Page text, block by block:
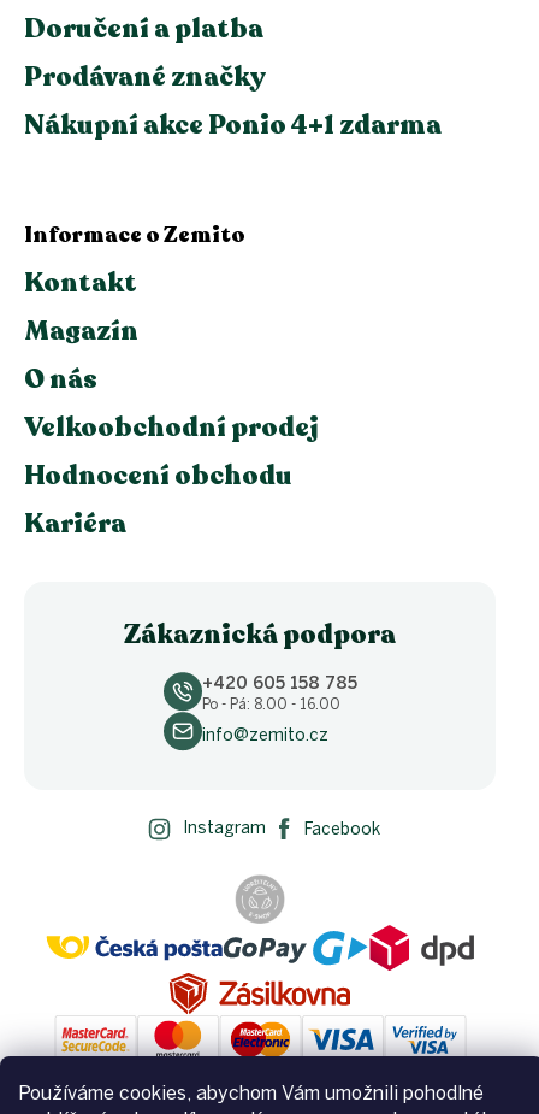
Používáme cookies, abychom Vám umožnili pohodlné
Doručení a platba
Prodávané značky
Nákupní akce Ponio 4+1 zdarma
Informace o Zemito
Kontakt
Magazín
O nás
Velkoobchodní prodej
Hodnocení obchodu
Kariéra
Zákaznická podpora
+420 605 158 785
Po - Pá: 8.00 - 16.00
info@zemito.cz
Instagram Facebook